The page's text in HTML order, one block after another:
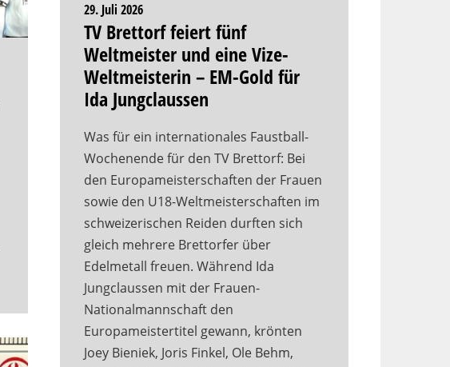
29. Juli 2026
TV Brettorf feiert fünf
Weltmeister und eine Vize-
Weltmeisterin – EM-Gold für
Ida Jungclaussen
Was für ein internationales Faustball-
Wochenende für den TV Brettorf: Bei
den Europameisterschaften der Frauen
sowie den U18-Weltmeisterschaften im
schweizerischen Reiden durften sich
gleich mehrere Brettorfer über
Edelmetall freuen. Während Ida
Jungclaussen mit der Frauen-
Nationalmannschaft den
Europameistertitel gewann, krönten
Joey Bieniek, Joris Finkel, Ole Behm,